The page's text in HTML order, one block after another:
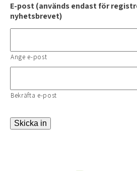
E-post (används endast för
nyhetsbrevet)
Ange e-post
Bekräfta e-post
Skicka in